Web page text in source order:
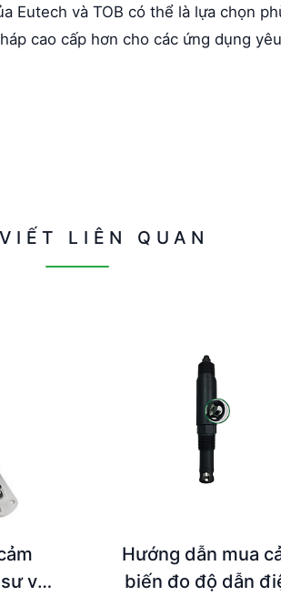
Eutech và TOB có thể là lựa chọn
cao cấp hơn cho các ứng dụng yêu
LIÊN QUAN
và
Hướng dẫn mua
biến đo độ dẫn